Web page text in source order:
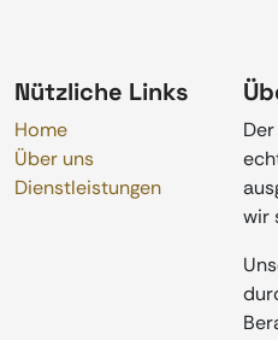
Nützliche Links
Home
Über uns
Dienstleistungen
Der
wir